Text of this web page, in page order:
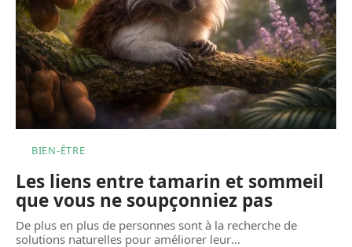
BIEN-ÊTRE
Les liens entre tamarin et sommeil
que vous ne soupçonniez pas
De plus en plus de personnes sont à la recherche de
solutions naturelles pour améliorer leur…